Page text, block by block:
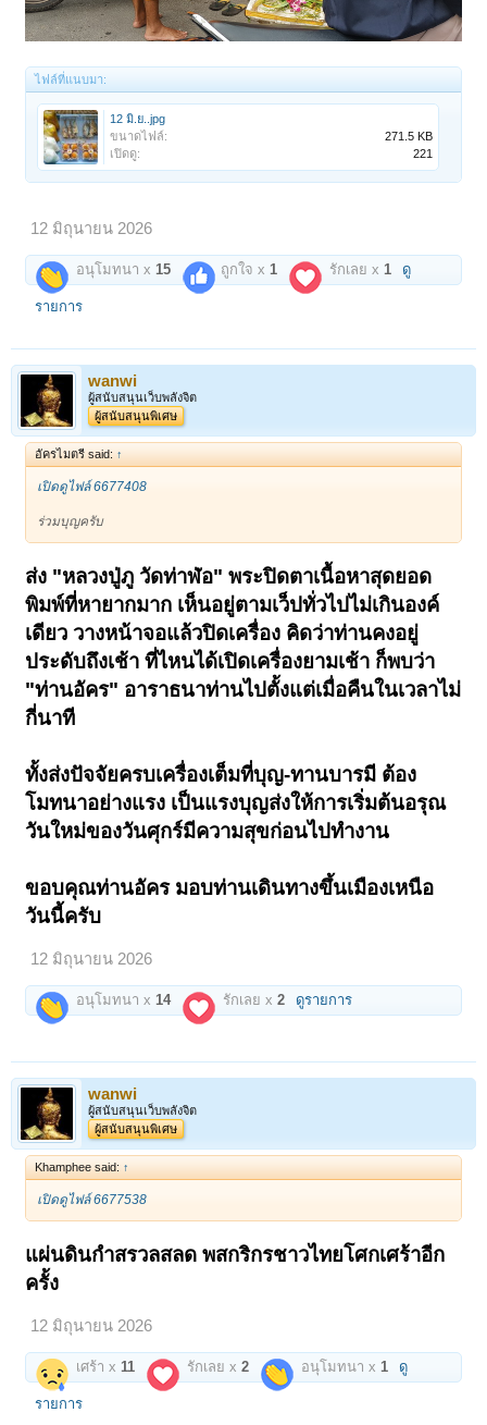
ไฟล์ที่แนบมา:
12 มิ.ย..jpg
ขนาดไฟล์:
271.5 KB
เปิดดู:
221
12 มิถุนายน 2026
อนุโมทนา x15 ถูกใจ x1 รักเลย x1 ดู
รายการ
wanwi
ผู้สนับสนุนเว็บพลังจิต
ผู้สนับสนุนพิเศษ
อัครไมตรี said: ↑
เปิดดูไฟล์ 6677408
ร่วมบุญครับ
ส่ง "หลวงปู่ภู วัดท่าฬ่อ" พระปิดตาเนื้อหาสุดยอด
พิมพ์ที่หายากมาก เห็นอยู่ตามเว็ปทั่วไปไม่เกินองค์
เดียว วางหน้าจอแล้วปิดเครื่อง คิดว่าท่านคงอยู่
ประดับถึงเช้า ที่ไหนได้เปิดเครื่องยามเช้า ก็พบว่า
"ท่านอัคร" อาราธนาท่านไปตั้งแต่เมื่อคืนในเวลาไม่
กี่นาที
ทั้งส่งปัจจัยครบเครื่องเต็มที่บุญ-ทานบารมี ต้อง
โมทนาอย่างแรง เป็นแรงบุญส่งให้การเริ่มต้นอรุณ
วันใหม่ของวันศุกร์มีความสุขก่อนไปทำงาน
ขอบคุณท่านอัคร มอบท่านเดินทางขึ้นเมืองเหนือ
วันนี้ครับ
12 มิถุนายน 2026
อนุโมทนา x14 รักเลย x2 ดูรายการ
wanwi
ผู้สนับสนุนเว็บพลังจิต
ผู้สนับสนุนพิเศษ
Khamphee said: ↑
เปิดดูไฟล์ 6677538
แผ่นดินกำสรวลสลด พสกริกรชาวไทยโศกเศร้าอีก
ครั้ง
12 มิถุนายน 2026
เศร้า x11 รักเลย x2 อนุโมทนา x1 ดู
รายการ